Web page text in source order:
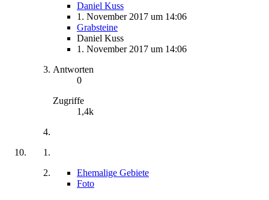
Daniel Kuss
1. November 2017 um 14:06
Grabsteine
Daniel Kuss
1. November 2017 um 14:06
Antworten
0
Zugriffe
1,4k
Ehemalige Gebiete
Foto